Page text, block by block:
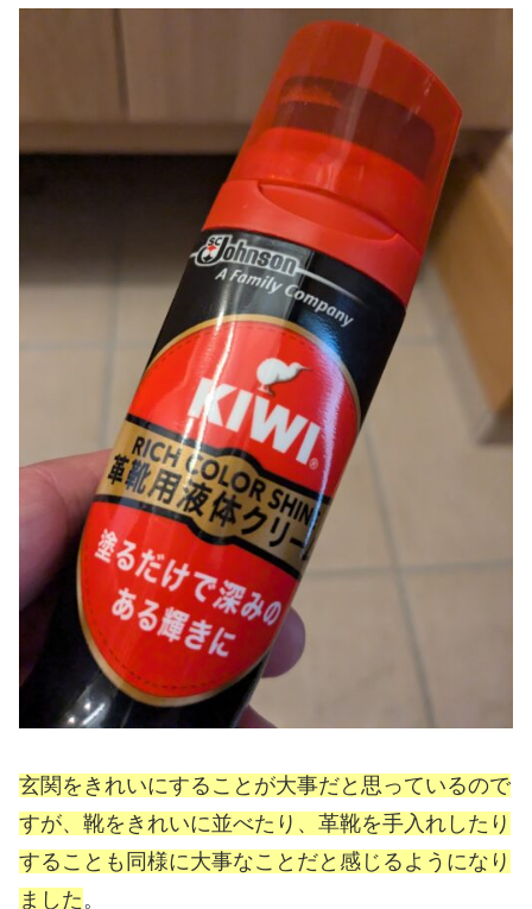
玄関をきれいにすることが大事だと思っているので
すが、靴をきれいに並べたり、革靴を手入れしたり
することも同様に大事なことだと感じるようになり
ました。